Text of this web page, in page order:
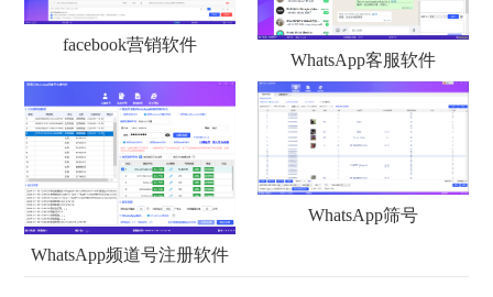
facebook营销软件
WhatsApp客服软件
WhatsApp频道号注册软件
WhatsApp筛号